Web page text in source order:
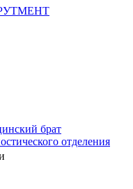
брат
отделения